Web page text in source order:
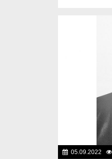
05.09.2022